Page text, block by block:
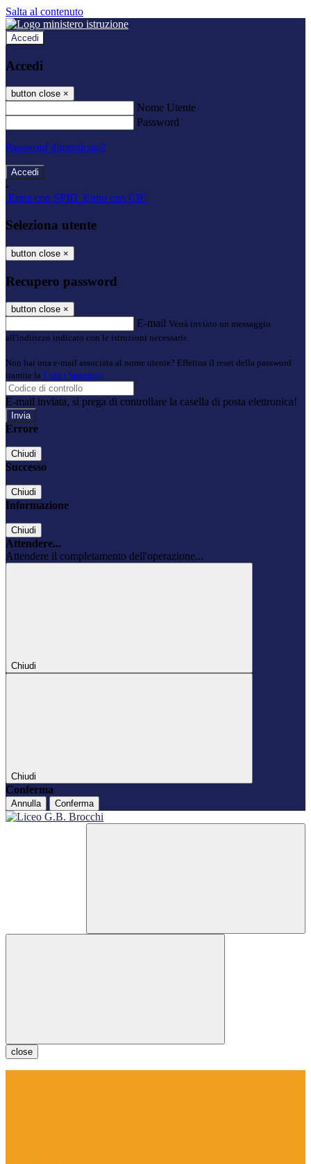
Salta al contenuto
Accedi
Accedi
button close ×
Nome Utente
Password
Password dimenticata?
-
Entra con SPID Entra con CIE
Seleziona utente
button close ×
Recupero password
button close ×
E-mail Verrà inviato un messaggio
all'indirizzo indicato con le istruzioni necessarie.
Non hai una e-mail associata al nome utente? Effettua il reset della password
tramite la Login Spaggiari
E-mail inviata, si prega di controllare la casella di posta elettronica!
Errore
Chiudi
Successo
Chiudi
Informazione
Chiudi
Attendere...
Attendere il completamento dell'operazione...
Chiudi
Chiudi
Conferma
Annulla Conferma
close